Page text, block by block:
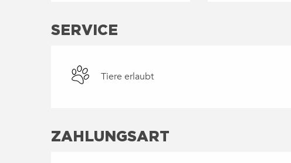
SERVICE
Tiere erlaubt
ZAHLUNGSART